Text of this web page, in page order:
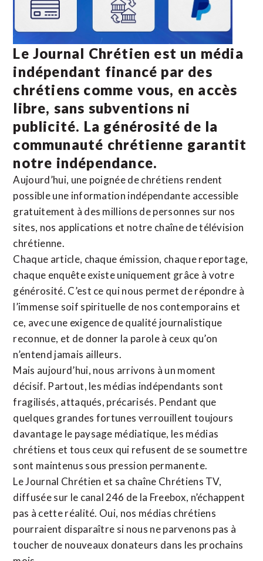
Le Journal Chrétien est un média
indépendant financé par des
chrétiens comme vous, en accès
libre, sans subventions ni
publicité. La générosité de la
communauté chrétienne garantit
notre indépendance.
Aujourd’hui, une poignée de chrétiens rendent
possible une information indépendante accessible
gratuitement à des millions de personnes sur nos
sites, nos applications et notre chaîne de télévision
chrétienne.
Chaque article, chaque émission, chaque reportage,
chaque enquête existe uniquement grâce à votre
générosité. C’est ce qui nous permet de répondre à
l’immense soif spirituelle de nos contemporains et
ce, avec une exigence de qualité journalistique
reconnue, et de donner la parole à ceux qu’on
n’entend jamais ailleurs.
Mais aujourd’hui, nous arrivons à un moment
décisif. Partout, les médias indépendants sont
fragilisés, attaqués, précarisés. Pendant que
quelques grandes fortunes verrouillent toujours
davantage le paysage médiatique, les médias
chrétiens et tous ceux qui refusent de se soumettre
sont maintenus sous pression permanente.
Le Journal Chrétien et sa chaîne Chrétiens TV,
diffusée sur le canal 246 de la Freebox, n’échappent
pas à cette réalité. Oui, nos médias chrétiens
pourraient disparaître si nous ne parvenons pas à
toucher de nouveaux donateurs dans les prochains